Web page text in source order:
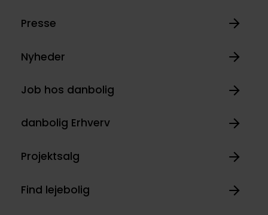
Presse
Nyheder
Job hos danbolig
danbolig Erhverv
Projektsalg
Find lejebolig